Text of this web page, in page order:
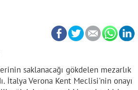
saklanacağı gökdelen mezarlık
İtalya Verona Kent Meclisi'nin onayı